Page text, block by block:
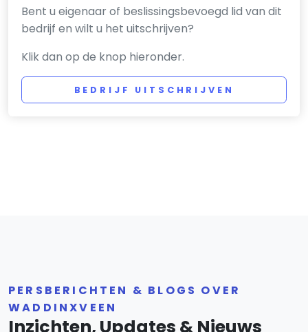
Bent u eigenaar of beslissingsbevoegd lid van dit
bedrijf en wilt u het uitschrijven?
Klik dan op de knop hieronder.
BEDRIJF UITSCHRIJVEN
PERSBERICHTEN & BLOGS OVER
WADDINXVEEN
Inzichten, Updates & Nieuws